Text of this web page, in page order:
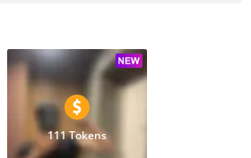
111 Tokens